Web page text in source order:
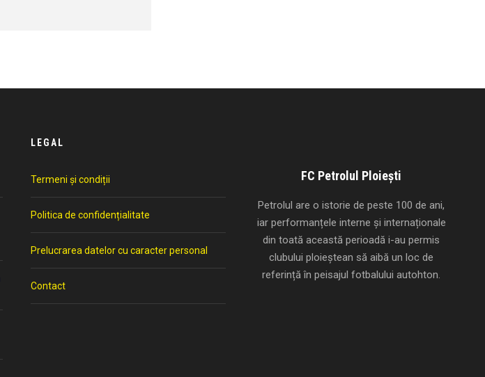
LEGAL
Termeni și condiții
Politica de confidențialitate
Prelucrarea datelor cu caracter personal
Contact
FC Petrolul Ploiești
Petrolul are o istorie de peste 100 de ani,
iar performanțele interne și internaționale
din toată această perioadă i-au permis
clubului ploieștean să aibă un loc de
referință în peisajul fotbalului autohton.